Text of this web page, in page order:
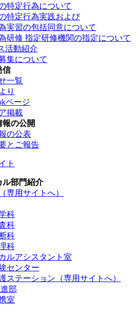
特定行為について
特定行為実践および
実習の包括同意について
研修 指定研修機関の指定について
活動紹介
集について
信
一覧
り
ページ
掲載
報の公開
の公表
とご報告
ト
ル部門紹介
専用サイトへ）
科
科
科
科
ルアシスタント室
センター
ステーション（専用サイトへ）
部
室